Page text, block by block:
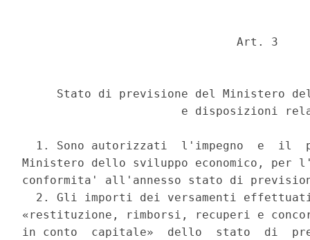
                               Art. 3
Stato di previsione del Ministero
e disposizioni
1. Sono autorizzati  l'impegno  e  il
Ministero dello sviluppo economico,
conformita' all'annesso stato di
2. Gli importi dei versamenti
«restituzione, rimborsi, recuperi e
in conto  capitale»  dello  stato  di